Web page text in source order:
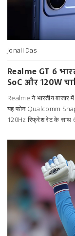
Jonali Das
Realme GT 6
SoC और 120W
Realme ने भारतीय बाजार
यह फोन Qualcomm
120Hz रिफ्रेश रेट के साथ
इसकी कीमतें Rs 44,999 से